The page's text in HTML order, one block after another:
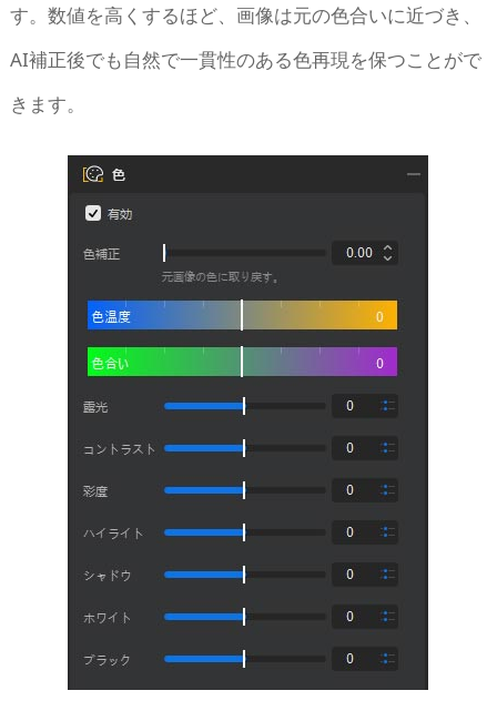
す。数値を高くするほど、画像は元の色合いに近づき、
AI補正後でも自然で一貫性のある色再現を保つことがで
きます。